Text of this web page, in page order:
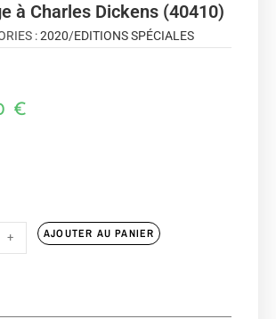
à Charles Dickens (40410)
:2020/EDITIONS SPÉCIALES
€
+ AJOUTER AU PANIER